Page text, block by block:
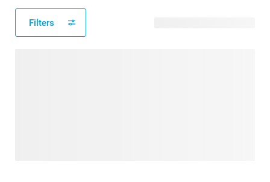
Filters